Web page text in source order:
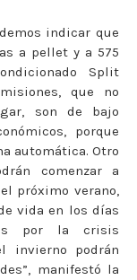
indicar que
a pellet y a 575
Split
que no
son de bajo
porque
automática. Otro
comenzar a
próximo verano,
vida en los días
por la crisis
invierno podrán
manifestó la